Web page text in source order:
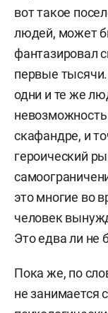
вот такое
людей, может
фантазировал
первые
одни и те же
скафандре, и
героический
это многие во
человек
Это едва ли не
Пока же, по
не занимается